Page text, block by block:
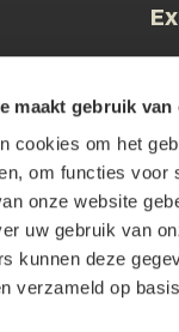
maakt gebruik van
cookies om het
om functies voor
onze website
uw gebruik van
kunnen deze
verzameld op